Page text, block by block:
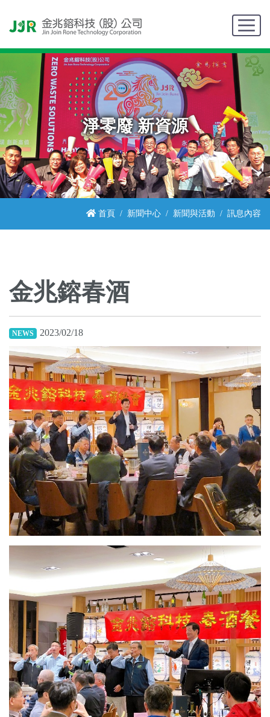
淨零廢 新資源
首頁 新聞中心 新聞與活動 訊息內容
金兆鎔春酒
NEWS 2023/02/18